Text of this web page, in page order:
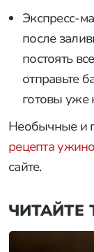
Экспресс-
после
постоять
отправьте
готовы уже
Необычные и
рецепта
сайте.
ЧИТАЙТЕ